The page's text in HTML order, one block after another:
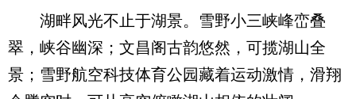
湖畔风光不止于湖景。雪野小三峡峰峦叠
翠，峡谷幽深；文昌阁古韵悠然，可揽湖山全
景；雪野航空科技体育公园藏着运动激情，滑翔